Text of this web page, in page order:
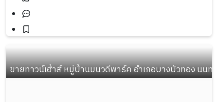
ขายทาวน์เฮ้าส์ หมู่บ้านมนวดีพาร์ค อำเภอบางบัวทอง นนท